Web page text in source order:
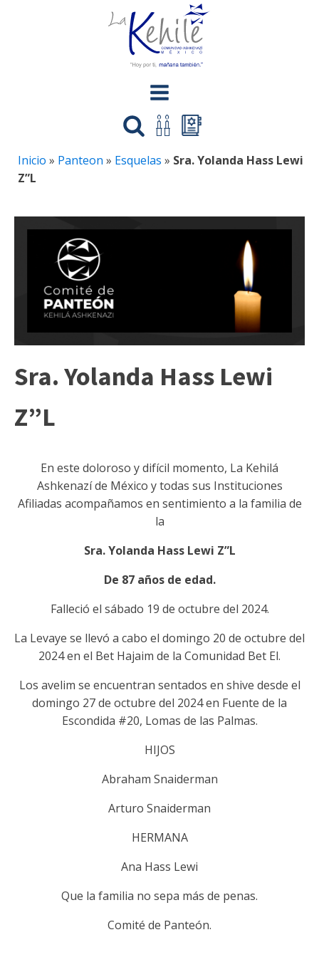
Inicio » Panteon » Esquelas » Sra. Yolanda Hass Lewi
Z”L
Sra. Yolanda Hass Lewi
Z”L
En este doloroso y difícil momento, La Kehilá
Ashkenazí de México y todas sus Instituciones
Afiliadas acompañamos en sentimiento a la familia de
la
Sra. Yolanda Hass Lewi Z”L
De 87 años de edad.
Falleció el sábado 19 de octubre del 2024.
La Levaye se llevó a cabo el domingo 20 de octubre del
2024 en el Bet Hajaim de la Comunidad Bet El.
Los avelim se encuentran sentados en shive desde el
domingo 27 de octubre del 2024 en Fuente de la
Escondida #20, Lomas de las Palmas.
HIJOS
Abraham Snaiderman
Arturo Snaiderman
HERMANA
Ana Hass Lewi
Que la familia no sepa más de penas.
Comité de Panteón.